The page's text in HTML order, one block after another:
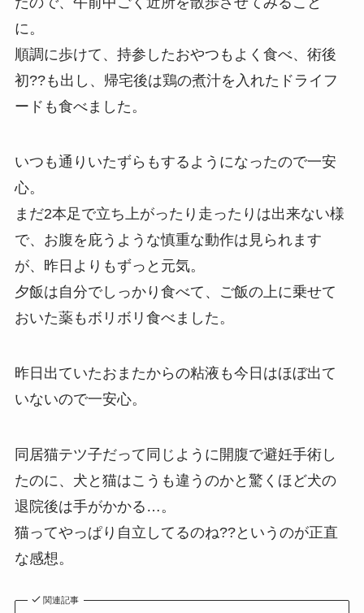
に。
順調に歩けて、持参したおやつもよく食べ、術後
初??も出し、帰宅後は鶏の煮汁を入れたドライフ
ードも食べました。
いつも通りいたずらもするようになったので一安
心。
まだ2本足で立ち上がったり走ったりは出来ない様
で、お腹を庇うような慎重な動作は見られます
が、昨日よりもずっと元気。
夕飯は自分でしっかり食べて、ご飯の上に乗せて
おいた薬もボリボリ食べました。
昨日出ていたおまたからの粘液も今日はほぼ出て
いないので一安心。
同居猫テツ子だって同じように開腹で避妊手術し
たのに、犬と猫はこうも違うのかと驚くほど犬の
退院後は手がかかる…。
猫ってやっぱり自立してるのね??というのが正直
な感想。
関連記事